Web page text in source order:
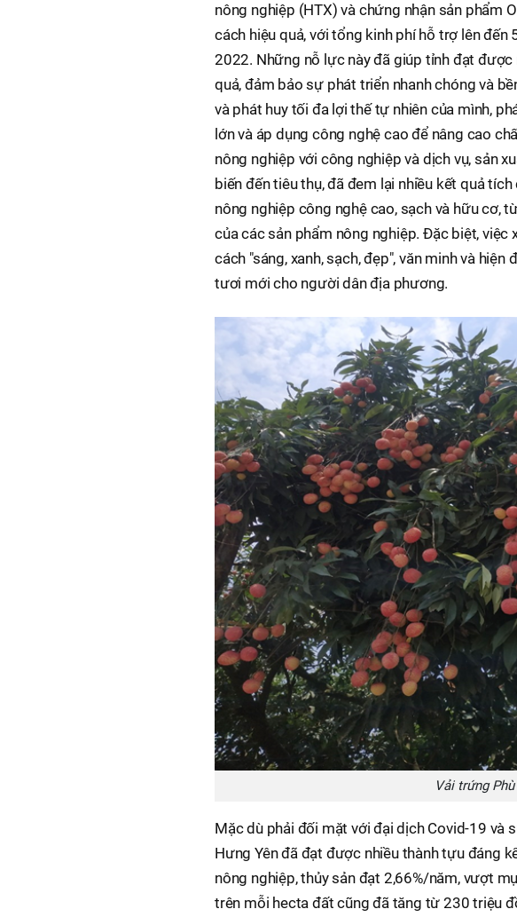
nông nghiệp (HTX) và chứng nhận sản phẩm
cách hiệu quả, với tổng kinh phí hỗ trợ lên
2022. Những nỗ lực này đã giúp tỉnh đạt
quả, đảm bảo sự phát triển nhanh chóng và
và phát huy tối đa lợi thế tự nhiên của mình,
lớn và áp dụng công nghệ cao để nâng cao
nông nghiệp với công nghiệp và dịch vụ, sản
biến đến tiêu thụ, đã đem lại nhiều kết quả
nông nghiệp công nghệ cao, sạch và hữu cơ,
của các sản phẩm nông nghiệp. Đặc biệt,
cách "sáng, xanh, sạch, đẹp", văn minh và
tươi mới cho người dân địa phương.
Vải trứng Phù
Mặc dù phải đối mặt với đại dịch Covid-19 và
Hưng Yên đã đạt được nhiều thành tựu đáng
nông nghiệp, thủy sản đạt 2,66%/năm, vượt
trên mỗi hecta đất cũng đã tăng từ 230 triệu